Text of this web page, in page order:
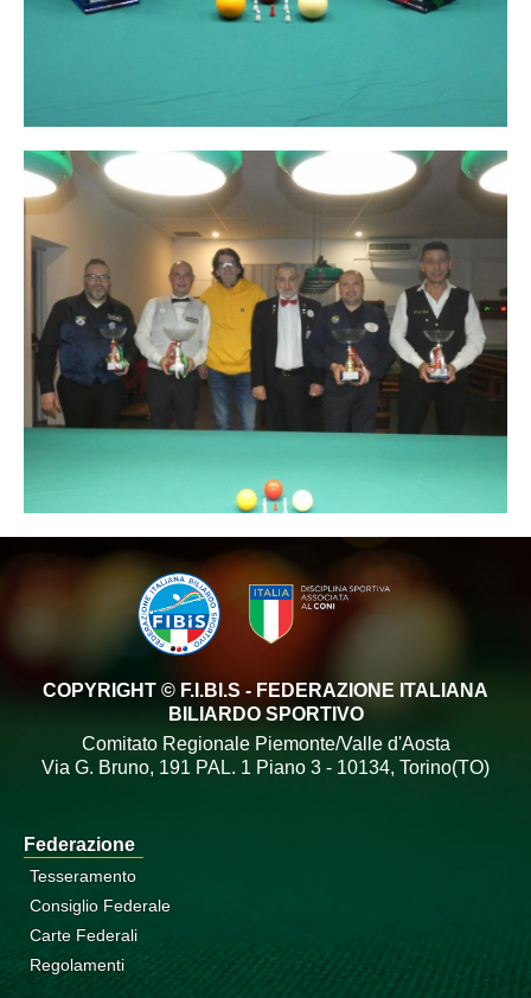
COPYRIGHT © F.I.BI.S - FEDERAZIONE ITALIANA
BILIARDO SPORTIVO
Comitato Regionale Piemonte/Valle d'Aosta
Via G. Bruno, 191 PAL. 1 Piano 3 - 10134, Torino(TO)
Federazione
Tesseramento
Consiglio Federale
Carte Federali
Regolamenti